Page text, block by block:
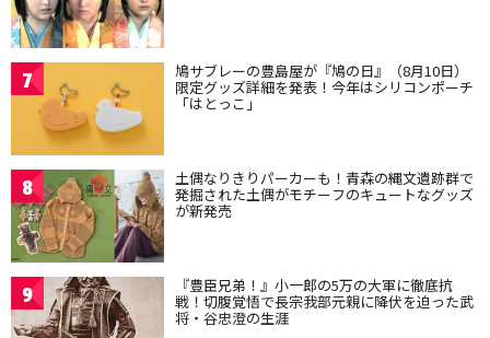
7 鳩サブレーの豊島屋が『鳩の日』（8月10日）
限定グッズ詳細を発表！今年はシリコンポーチ
「はとっこ」
8 土偶なりきりパーカーも！青森の縄文遺跡群で
発掘された土偶がモチーフのキュートなグッズ
が新発売
9 『豊臣兄弟！』小一郎の5万の大軍に徹底抗
戦！切腹覚悟で長宗我部元親に降伏を迫った武
将・谷忠澄の生涯